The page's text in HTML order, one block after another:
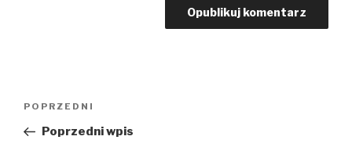
Poprzedni
wpis
POPRZEDNI
Poprzedni wpis